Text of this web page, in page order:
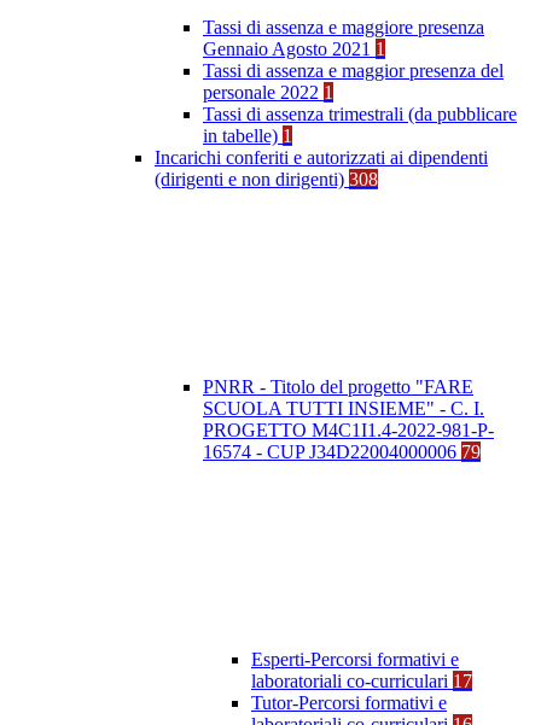
Tassi di assenza e maggiore presenza
Gennaio Agosto 2021 1
Tassi di assenza e maggior presenza del
personale 2022 1
Tassi di assenza trimestrali (da pubblicare
in tabelle) 1
Incarichi conferiti e autorizzati ai dipendenti
(dirigenti e non dirigenti) 308
PNRR - Titolo del progetto "FARE
SCUOLA TUTTI INSIEME" - C. I.
PROGETTO M4C1I1.4-2022-981-P-
16574 - CUP J34D22004000006 79
Esperti-Percorsi formativi e
laboratoriali co-curriculari 17
Tutor-Percorsi formativi e